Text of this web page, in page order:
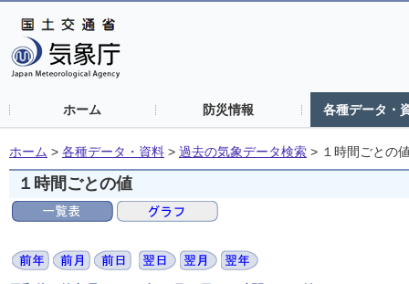
ホーム 防災情報 各種データ・
ホーム > 各種データ・資料 > 過去の気象データ検索 > １時間ごとの
１時間ごとの値